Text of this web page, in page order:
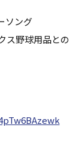
ソング
ス野球用品との